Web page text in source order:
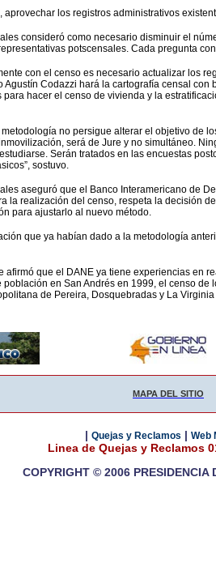
aprovechar los registros administrativos
consideró como necesario disminuir el
potscensales. Cada pregunta
con el censo es necesario actualizar los
Agustín Codazzi hará la cartografía censal
para hacer el censo de vivienda y la
metodología no persigue alterar el objetivo de
será de Jure y no simultáneo.
Serán tratados en las encuestas
sostuvo.
aseguró que el Banco Interamericano de
la realización del censo, respeta la decisión
para ajustarlo al nuevo método.
que ya habían dado a la metodología
afirmó que el DANE ya tiene experiencias en
población en San Andrés en 1999, el censo
de Pereira, Dosquebradas y La
MAPA DEL SITIO
| Quejas y Reclamos | Web
Linea de Quejas y Reclamos
COPYRIGHT © 2006 PRESIDENCIA